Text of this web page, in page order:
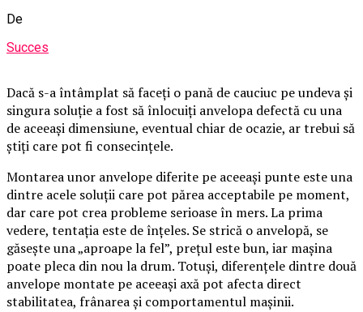
De
Succes
Dacă s-a întâmplat să faceți o pană de cauciuc pe undeva și
singura soluție a fost să înlocuiți anvelopa defectă cu una
de aceeași dimensiune, eventual chiar de ocazie, ar trebui să
știți care pot fi consecințele.
Montarea unor anvelope diferite pe aceeași punte este una
dintre acele soluții care pot părea acceptabile pe moment,
dar care pot crea probleme serioase în mers. La prima
vedere, tentația este de înțeles. Se strică o anvelopă, se
găsește una „aproape la fel”, prețul este bun, iar mașina
poate pleca din nou la drum. Totuși, diferențele dintre două
anvelope montate pe aceeași axă pot afecta direct
stabilitatea, frânarea și comportamentul mașinii.